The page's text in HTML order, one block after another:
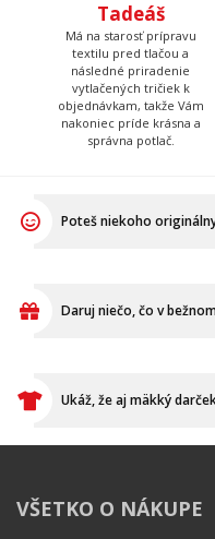
Tadeáš
Má na starosť prípravu
textilu pred tlačou a
následné priradenie
vytlačených tričiek k
objednávkam, takže Vám
nakoniec príde krásna a
správna potlač.
Poteš niekoho
Daruj niečo, čo v
Ukáž, že aj mäkký
VŠETKO O NÁKUPE